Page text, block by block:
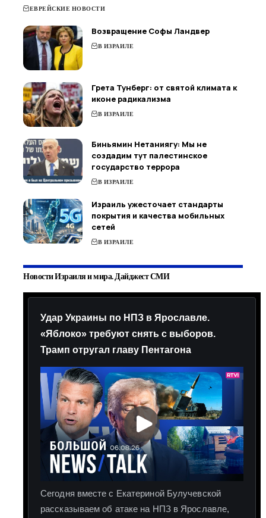
ЕВРЕЙСКИЕ НОВОСТИ
Возвращение Софы Ландвер
В ИЗРАИЛЕ
Грета Тунберг: от святой климата к
иконе радикализма
В ИЗРАИЛЕ
Биньямин Нетаниягу: Мы не
создадим тут палестинское
государство террора
В ИЗРАИЛЕ
Израиль ужесточает стандарты
покрытия и качества мобильных
сетей
В ИЗРАИЛЕ
Новости Израиля и мира. Дайджест СМИ